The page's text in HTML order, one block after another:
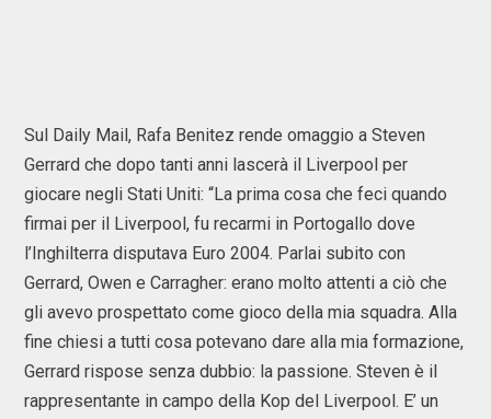
Sul Daily Mail, Rafa Benitez rende omaggio a Steven
Gerrard che dopo tanti anni lascerà il Liverpool per
giocare negli Stati Uniti: “La prima cosa che feci quando
firmai per il Liverpool, fu recarmi in Portogallo dove
l’Inghilterra disputava Euro 2004. Parlai subito con
Gerrard, Owen e Carragher: erano molto attenti a ciò che
gli avevo prospettato come gioco della mia squadra. Alla
fine chiesi a tutti cosa potevano dare alla mia formazione,
Gerrard rispose senza dubbio: la passione. Steven è il
rappresentante in campo della Kop del Liverpool. E’ un